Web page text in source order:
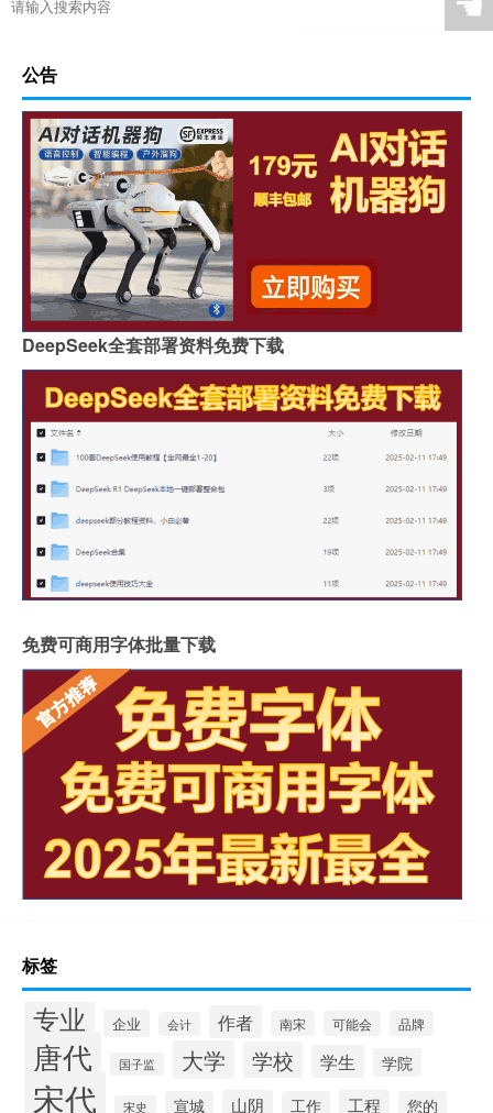
☚
公告
DeepSeek全套部署资料免费下载
免费可商用字体批量下载
标签
专业 企业 会计 作者 南宋 可能会 品牌
唐代 国子监 大学 学校 学生 学院
宋代 宋史 宣城 山阴 工作 工程 您的